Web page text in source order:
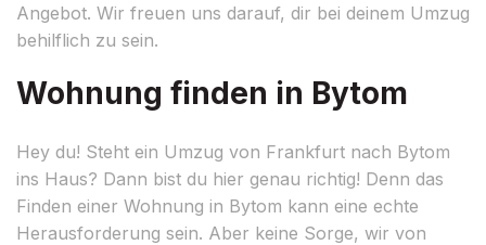
Angebot. Wir freuen uns darauf, dir bei deinem Umzug
behilflich zu sein.
Wohnung finden in Bytom
Hey du! Steht ein Umzug von Frankfurt nach Bytom
ins Haus? Dann bist du hier genau richtig! Denn das
Finden einer Wohnung in Bytom kann eine echte
Herausforderung sein. Aber keine Sorge, wir von